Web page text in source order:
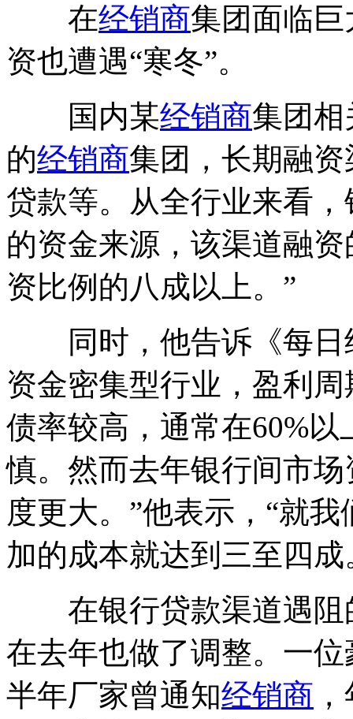
在经销商集团面临
资也遭遇“寒冬”。
国内某经销商集团相
的经销商集团，长期融
贷款等。从全行业来看
的资金来源，该渠道融
资比例的八成以上。”
同时，他告诉《每日
资金密集型行业，盈利
债率较高，通常在60%以
慎。然而去年银行间市
度更大。”他表示，“就
加的成本就达到三至四成
在银行贷款渠道遇阻
在去年也做了调整。一
半年厂家曾通知经销商